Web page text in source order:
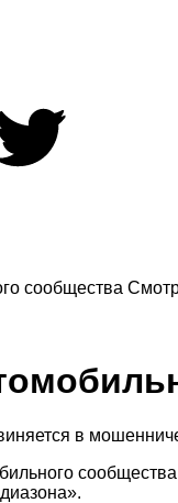
сообщества
в